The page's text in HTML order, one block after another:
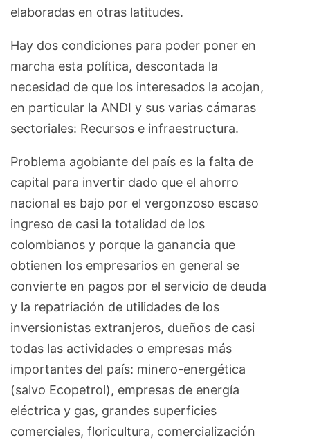
elaboradas en otras latitudes.
Hay dos condiciones para poder poner en
marcha esta política, descontada la
necesidad de que los interesados la acojan,
en particular la ANDI y sus varias cámaras
sectoriales: Recursos e infraestructura.
Problema agobiante del país es la falta de
capital para invertir dado que el ahorro
nacional es bajo por el vergonzoso escaso
ingreso de casi la totalidad de los
colombianos y porque la ganancia que
obtienen los empresarios en general se
convierte en pagos por el servicio de deuda
y la repatriación de utilidades de los
inversionistas extranjeros, dueños de casi
todas las actividades o empresas más
importantes del país: minero-energética
(salvo Ecopetrol), empresas de energía
eléctrica y gas, grandes superficies
comerciales, floricultura, comercialización